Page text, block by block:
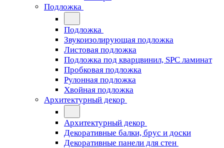
Подложка
Подложка
Звукоизолирующая подложка
Листовая подложка
Подложка под кварцвинил, SPC ламинат
Пробковая подложка
Рулонная подложка
Хвойная подложка
Архитектурный декор
Архитектурный декор
Декоративные балки, брус и доски
Декоративные панели для стен